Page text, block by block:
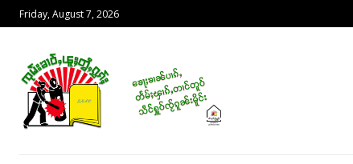
Friday, August 7, 2026